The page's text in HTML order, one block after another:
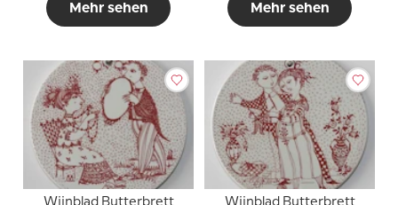
Mehr sehen Mehr sehen
Wiinblad Butterbrett Wiinblad Butterbrett